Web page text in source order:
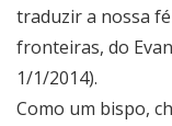
traduzir a nossa
fronteiras, do
1/1/2014).
Como um bispo,